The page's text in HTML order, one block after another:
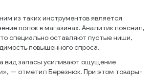
из таких инструментов является
полок в магазинах. Аналитик пояснил,
специально оставляют пустые ниши,
повышенного спроса.
вид запасы усиливают ощущение
— отметил Березнюк. При этом товары-